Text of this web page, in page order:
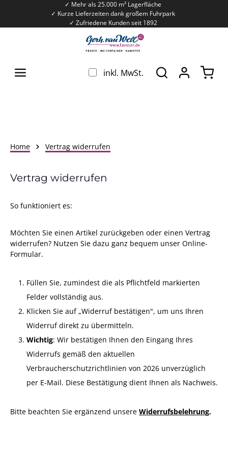
Zum Hauptinhalt springen
✓ Mehr als 25.000 m² Lagerfläche
✓ Kurze Lieferzeiten dank großem Fuhrpark
✓ Zufriedene Kunden seit 1892
inkl. MwSt.
Home Vertrag widerrufen
Vertrag widerrufen
So funktioniert es:
Möchten Sie einen Artikel zurückgeben oder einen Vertrag
widerrufen? Nutzen Sie dazu ganz bequem unser Online-
Formular.
Füllen Sie, zumindest die als Pflichtfeld markierten
Felder vollständig aus.
Klicken Sie auf „Widerruf bestätigen", um uns Ihren
Widerruf direkt zu übermitteln.
Wichtig: Wir bestätigen Ihnen den Eingang Ihres
Widerrufs gemäß den aktuellen
Verbraucherschutzrichtlinien von 2026 unverzüglich
per E-Mail. Diese Bestätigung dient Ihnen als Nachweis.
Bitte beachten Sie ergänzend unsere Widerrufsbelehrung.